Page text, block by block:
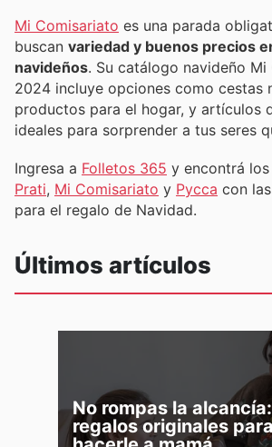
Mi Comisariato es una parada
buscan variedad y buenos precios
navideños. Su catálogo navideño Mi
2024 incluye opciones como cestas
productos para el hogar, y artículos
ideales para sorprender a tus seres
Ingresa a Folletos 365 y encontrá
Prati, Mi Comisariato y Pycca con
para el regalo de Navidad.
Últimos artículos
No rompas la
regalos originales